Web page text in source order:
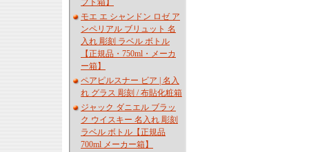
フト箱】
モエ エ シャンドン ロゼ ア
ンペリアル ブリュット 名
入れ 彫刻 ラベル ボトル
【正規品・750ml・メーカ
ー箱】
ペアピルスナー ビア | 名入
れ グラス 彫刻 / 布貼化粧箱
ジャック ダニエル ブラッ
ク ウイスキー 名入れ 彫刻
ラベル ボトル【正規品
700ml メーカー箱】